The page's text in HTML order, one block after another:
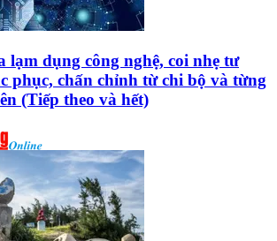
lạm dụng công nghệ, coi nhẹ tư
phục, chấn chỉnh từ chi bộ và từng
(Tiếp theo và hết)